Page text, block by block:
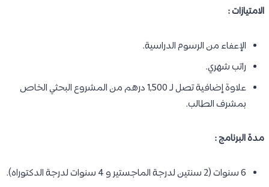
الامتيازات :
الإعفاء من الرسوم الدراسية.
راتب شهري.
علاوة إضافية تصل لـ 1,500 درهم من المشروع البحثي الخاص
بمشرف الطالب.
مدة البرنامج :
6 سنوات (2 سنتين لدرجة الماجستير و 4 سنوات لدرجة الدكتوراه).